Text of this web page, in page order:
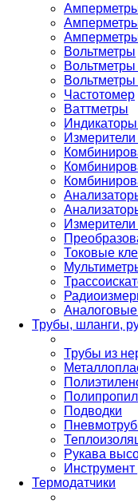
Амперметры
Вольтметры
Вольтметры
Частотомер
Ваттметры
Токовые
Трубы, шланги,
Трубы из
Подводки
Рукава
Термодатчики